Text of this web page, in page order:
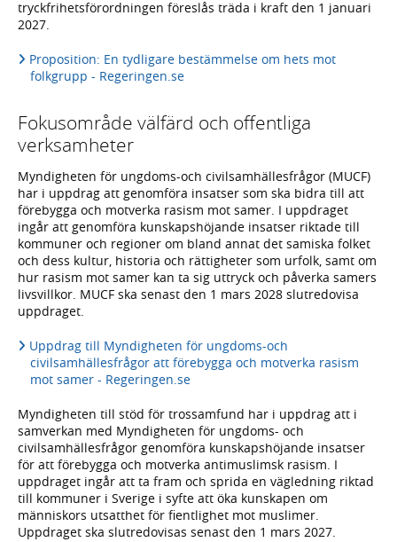
tryckfrihetsförordningen föreslås träda i kraft den 1 januari
2027.
Proposition: En tydligare bestämmelse om hets mot
folkgrupp - Regeringen.se
Fokusområde välfärd och offentliga
verksamheter
Myndigheten för ungdoms-och civilsamhällesfrågor (MUCF)
har i uppdrag att genomföra insatser som ska bidra till att
förebygga och motverka rasism mot samer. I uppdraget
ingår att genomföra kunskapshöjande insatser riktade till
kommuner och regioner om bland annat det samiska folket
och dess kultur, historia och rättigheter som urfolk, samt om
hur rasism mot samer kan ta sig uttryck och påverka samers
livsvillkor. MUCF ska senast den 1 mars 2028 slutredovisa
uppdraget.
Uppdrag till Myndigheten för ungdoms-och
civilsamhällesfrågor att förebygga och motverka rasism
mot samer - Regeringen.se
Myndigheten till stöd för trossamfund har i uppdrag att i
samverkan med Myndigheten för ungdoms- och
civilsamhällesfrågor genomföra kunskapshöjande insatser
för att förebygga och motverka antimuslimsk rasism. I
uppdraget ingår att ta fram och sprida en vägledning riktad
till kommuner i Sverige i syfte att öka kunskapen om
människors utsatthet för fientlighet mot muslimer.
Uppdraget ska slutredovisas senast den 1 mars 2027.